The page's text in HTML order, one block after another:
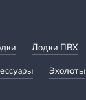
Лодки ПВХ
Эхолоты